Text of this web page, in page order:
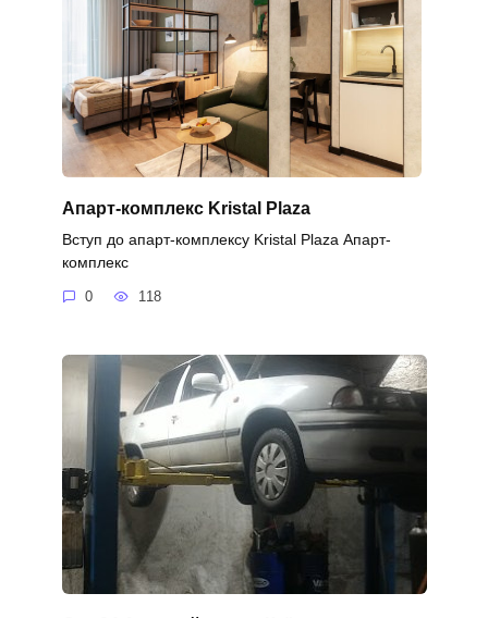
Апарт-комплекс Kristal Plaza
Вступ до апарт-комплексу Kristal Plaza Апарт-
комплекс
0 118